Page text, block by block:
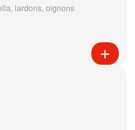
lardons, oignons